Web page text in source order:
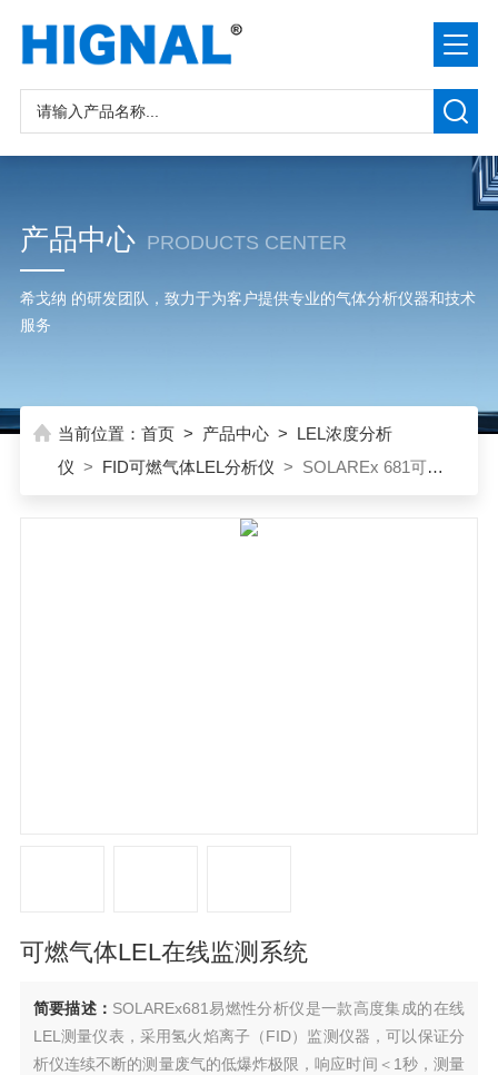
产品中心 PRODUCTS CENTER
希戈纳 的研发团队，致力于为客户提供专业的气体分析仪器和技术
服务
当前位置： 首页> 产品中心> LEL浓度分析
仪 > FID可燃气体LEL分析仪 > SOLAREx 681可燃
可燃气体LEL在线监测系统
简要描述： SOLAREx681易燃性分析仪是一款高度集成的在线
LEL测量仪表，采用氢火焰离子（FID）监测仪器，可以保证分
析仪连续不断的测量废气的低爆炸极限，响应时间＜1秒，测量